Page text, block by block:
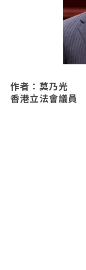
作者：莫乃光
香港立法會議員